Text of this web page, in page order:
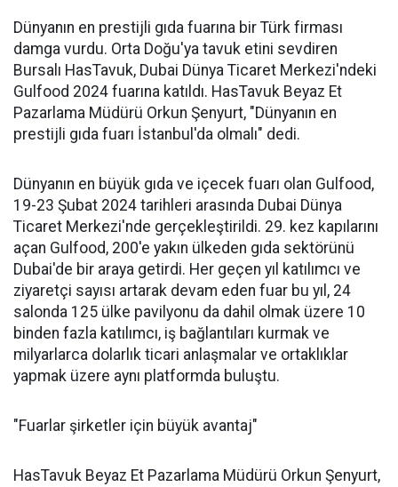
Dünyanın en prestijli gıda fuarına bir Türk firması
damga vurdu. Orta Doğu'ya tavuk etini sevdiren
Bursalı HasTavuk, Dubai Dünya Ticaret Merkezi'ndeki
Gulfood 2024 fuarına katıldı. HasTavuk Beyaz Et
Pazarlama Müdürü Orkun Şenyurt, "Dünyanın en
prestijli gıda fuarı İstanbul'da olmalı" dedi.
Dünyanın en büyük gıda ve içecek fuarı olan Gulfood,
19-23 Şubat 2024 tarihleri arasında Dubai Dünya
Ticaret Merkezi'nde gerçekleştirildi. 29. kez kapılarını
açan Gulfood, 200'e yakın ülkeden gıda sektörünü
Dubai'de bir araya getirdi. Her geçen yıl katılımcı ve
ziyaretçi sayısı artarak devam eden fuar bu yıl, 24
salonda 125 ülke pavilyonu da dahil olmak üzere 10
binden fazla katılımcı, iş bağlantıları kurmak ve
milyarlarca dolarlık ticari anlaşmalar ve ortaklıklar
yapmak üzere aynı platformda buluştu.
"Fuarlar şirketler için büyük avantaj"
HasTavuk Beyaz Et Pazarlama Müdürü Orkun Şenyurt,